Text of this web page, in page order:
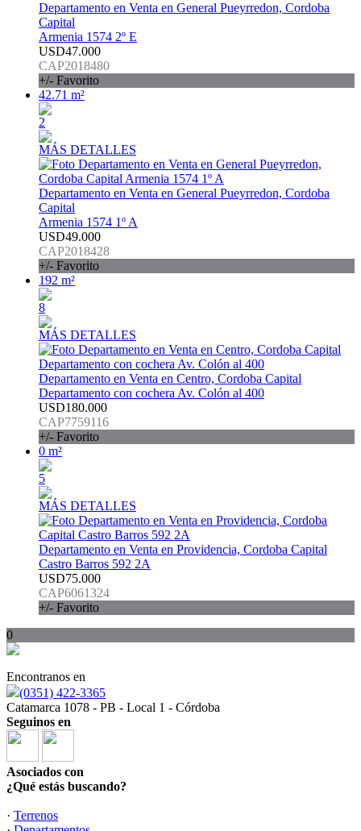
Departamento en Venta en General Pueyrredon, Cordoba
Capital
Armenia 1574 2º E
USD47.000
CAP2018480
+/- Favorito
42.71 m²
2
MÁS DETALLES
Departamento en Venta en General Pueyrredon, Cordoba
Capital
Armenia 1574 1º A
USD49.000
CAP2018428
+/- Favorito
192 m²
8
MÁS DETALLES
Departamento en Venta en Centro, Cordoba Capital
Departamento con cochera Av. Colón al 400
USD180.000
CAP7759116
+/- Favorito
0 m²
5
MÁS DETALLES
Departamento en Venta en Providencia, Cordoba Capital
Castro Barros 592 2A
USD75.000
CAP6061324
+/- Favorito
0
Encontranos en
(0351) 422-3365
Catamarca 1078 - PB - Local 1 - Córdoba
Seguinos en
Asociados con
¿Qué estás buscando?
· Terrenos